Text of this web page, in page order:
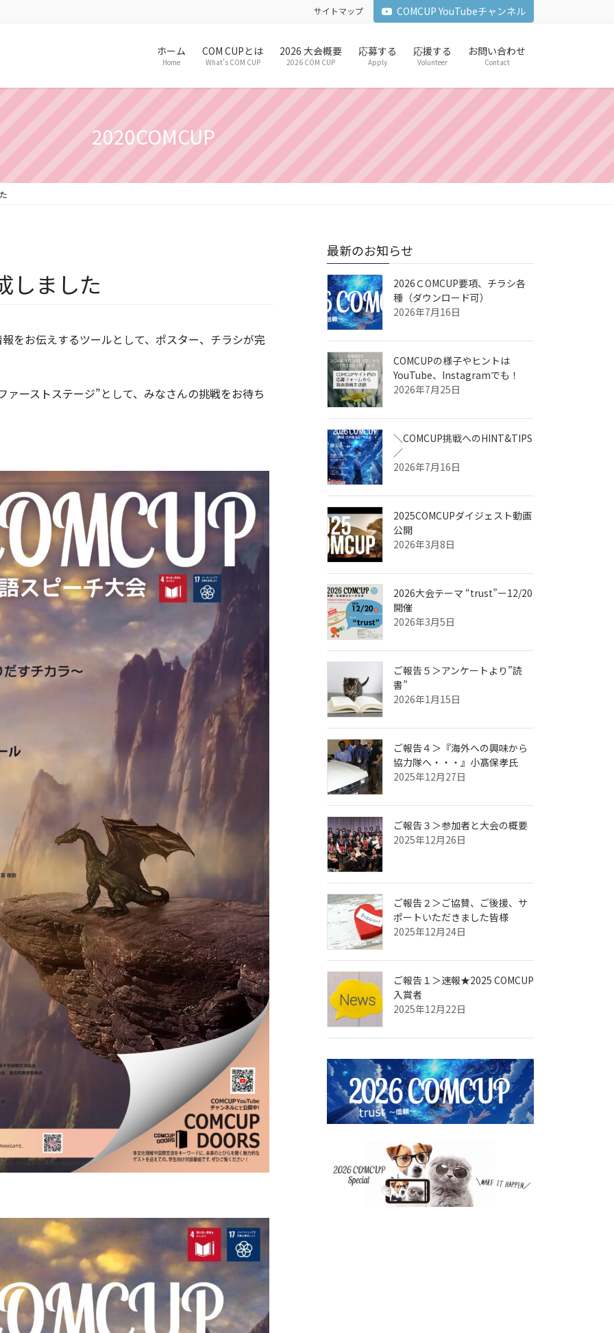
サイトマップ COMCUP YouTubeチャンネル
ホーム
Home
COM CUPとは
What’s COM CUP
2026 大会概要
2026 COM CUP
応募する
Apply
応援する
Volunteer
お問い合わせ
Contact
2020COMCUP
しました
をお伝えするツールとして、ポスター、チラシが完
ーストステージ”として、みなさんの挑戦をお待ち
最新のお知らせ
2026ＣOMCUP要項、チラシ各
種（ダウンロード可）
2026年7月16日
COMCUPの様子やヒントは
YouTube、Instagramでも！
2026年7月25日
＼COMCUP挑戦へのHINT&TIPS
／
2026年7月16日
2025COMCUPダイジェスト動画
公開
2026年3月8日
2026大会テーマ “trust”ー12/20
開催
2026年3月5日
ご報告５＞アンケートより”読
書”
2026年1月15日
ご報告４＞『海外への興味から
協力隊へ・・・』小髙保孝氏
2025年12月27日
ご報告３＞参加者と大会の概要
2025年12月26日
ご報告２＞ご協賛、ご後援、サ
ポートいただきました皆様
2025年12月24日
ご報告１＞速報★2025 COMCUP
入賞者
2025年12月22日